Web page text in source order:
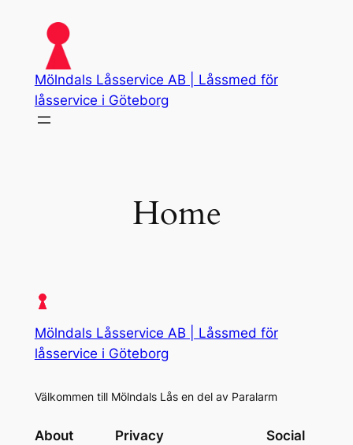
content
Mölndals Låsservice AB | Låssmed för
låsservice i Göteborg
Home
Mölndals Låsservice AB | Låssmed för
låsservice i Göteborg
Välkommen till Mölndals Lås en del av Paralarm
About Privacy Social